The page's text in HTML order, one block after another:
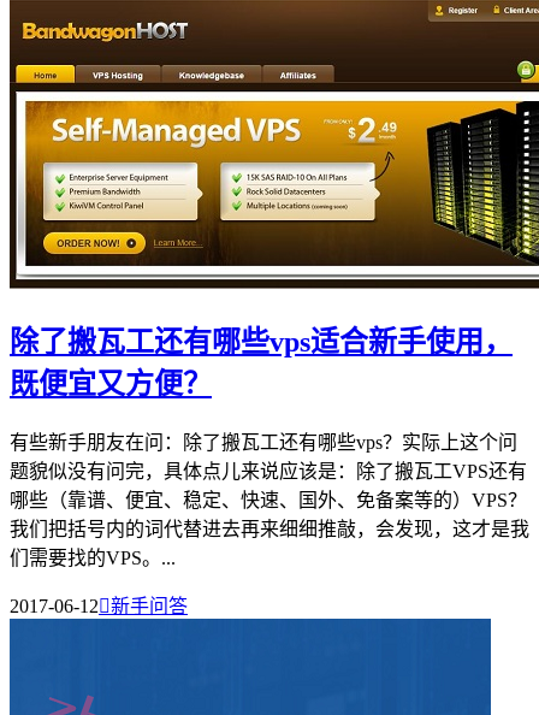
除了搬瓦工还有哪些vps适合新手使用，
既便宜又方便？
有些新手朋友在问：除了搬瓦工还有哪些vps？实际上这个问
题貌似没有问完，具体点儿来说应该是：除了搬瓦工VPS还有
哪些（靠谱、便宜、稳定、快速、国外、免备案等的）VPS？
我们把括号内的词代替进去再来细细推敲，会发现，这才是我
们需要找的VPS。...
2017-06-12新手问答